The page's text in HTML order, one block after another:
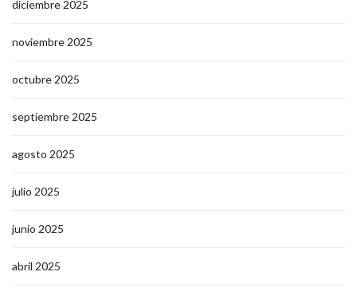
diciembre 2025
noviembre 2025
octubre 2025
septiembre 2025
agosto 2025
julio 2025
junio 2025
abril 2025